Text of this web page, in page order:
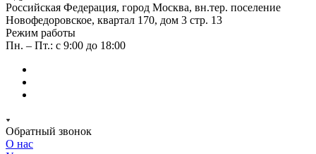
Российская Федерация, город Москва, вн.тер. поселение
Новофедоровское, квартал 170, дом 3 стр. 13
Режим работы
Пн. – Пт.: с 9:00 до 18:00
Обратный звонок
О нас